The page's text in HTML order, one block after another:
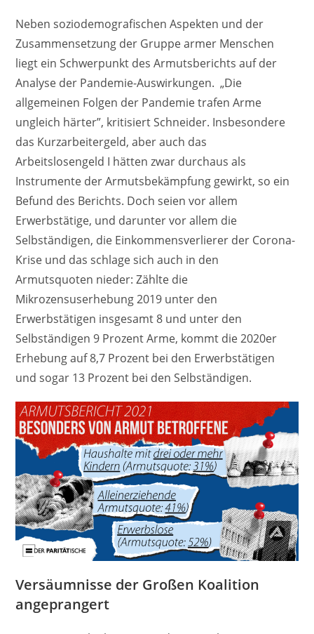
Neben soziodemografischen Aspekten und der
Zusammensetzung der Gruppe armer Menschen
liegt ein Schwerpunkt des Armutsberichts auf der
Analyse der Pandemie-Auswirkungen. „Die
allgemeinen Folgen der Pandemie trafen Arme
ungleich härter”, kritisiert Schneider. Insbesondere
das Kurzarbeitergeld, aber auch das
Arbeitslosengeld I hätten zwar durchaus als
Instrumente der Armutsbekämpfung gewirkt, so ein
Befund des Berichts. Doch seien vor allem
Erwerbstätige, und darunter vor allem die
Selbständigen, die Einkommensverlierer der Corona-
Krise und das schlage sich auch in den
Armutsquoten nieder: Zählte die
Mikrozensuserhebung 2019 unter den
Erwerbstätigen insgesamt 8 und unter den
Selbständigen 9 Prozent Arme, kommt die 2020er
Erhebung auf 8,7 Prozent bei den Erwerbstätigen
und sogar 13 Prozent bei den Selbständigen.
Versäumnisse der Großen Koalition
angeprangert